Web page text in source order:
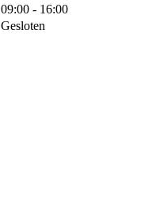
09:00 - 16:00
Gesloten